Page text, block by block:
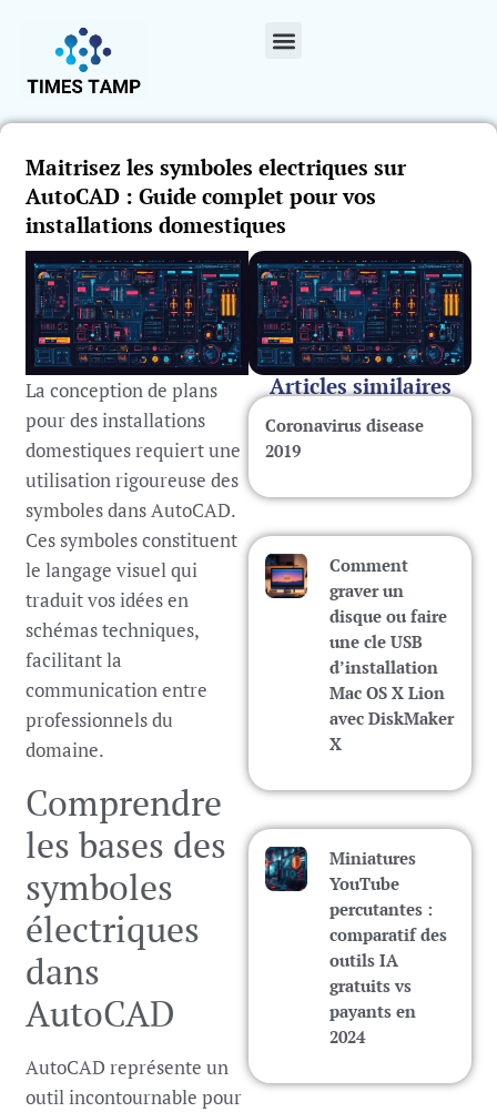
Maitrisez les symboles electriques sur
AutoCAD : Guide complet pour vos
installations domestiques
La conception de plans
pour des installations
domestiques requiert une
utilisation rigoureuse des
symboles dans AutoCAD.
Ces symboles constituent
le langage visuel qui
traduit vos idées en
schémas techniques,
facilitant la
communication entre
professionnels du
domaine.
Comprendre
les bases des
symboles
électriques
dans
AutoCAD
AutoCAD représente un
outil incontournable pour
Articles similaires
Coronavirus disease
2019
Comment
graver un
disque ou faire
une cle USB
d’installation
Mac OS X Lion
avec DiskMaker
X
Miniatures
YouTube
percutantes :
comparatif des
outils IA
gratuits vs
payants en
2024